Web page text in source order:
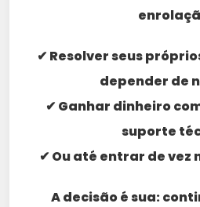
✔ Resolver seus
depender de
✔ Ganhar dinheiro
suporte
✔ Ou até entrar de vez
A decisão é sua: